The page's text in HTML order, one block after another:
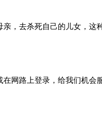
去杀死自己的儿女，这
路上登录，给我们机会